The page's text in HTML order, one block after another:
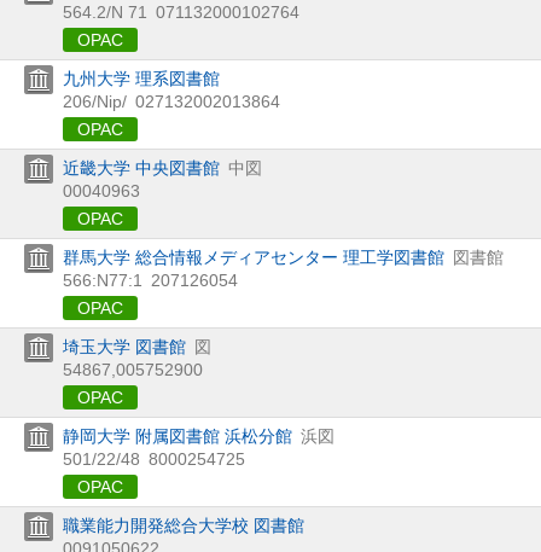
564.2/N 71
071132000102764
OPAC
九州大学 理系図書館
206/Nip/ 027132002013864
OPAC
近畿大学 中央図書館 中図
00040963
OPAC
群馬大学 総合情報メディアセンター 理工学図書館 図書館
566:N77:1
207126054
OPAC
埼玉大学 図書館 図
54867,005752900
OPAC
静岡大学 附属図書館 浜松分館 浜図
501/22/48 8000254725
OPAC
職業能力開発総合大学校 図書館
0091050622